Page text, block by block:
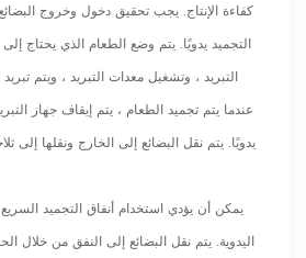
كفاءة الإنتاج. يجب تحقيق دخول وخروج
التجميد يدويًا. يتم وضع الطعام الذي يحتاج
التبريد ، وتشغيل معدات التبريد ، ويتم
عندما يتم تجميد الطعام ، يتم إيقاف جهاز
يدويًا. يتم نقل البضائع إلى الخارج ونقلها إلى
يمكن أن يؤدي استخدام أنفاق التجميد السريع
اليدوية. يتم نقل البضائع إلى النفق من خلال